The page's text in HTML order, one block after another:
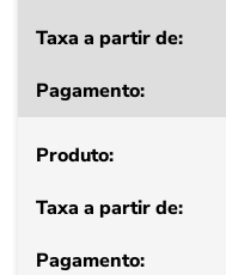
a
de
Pagamento